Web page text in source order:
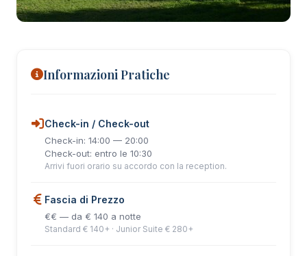
Informazioni Pratiche
Check-in / Check-out
Check-in: 14:00 — 20:00
Check-out: entro le 10:30
Arrivi fuori orario su accordo con la reception.
Fascia di Prezzo
€€ — da € 140 a notte
Standard € 140+ · Junior Suite € 280+